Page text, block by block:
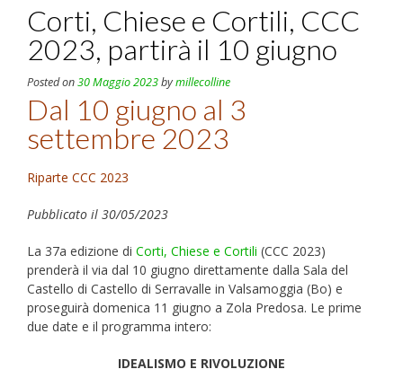
Corti, Chiese e Cortili, CCC
2023, partirà il 10 giugno
Posted on30 Maggio 2023bymillecolline
Dal 10 giugno al 3
settembre 2023
Riparte CCC 2023
Pubblicato il 30/05/2023
La 37a edizione di Corti, Chiese e Cortili (CCC 2023)
prenderà il via dal 10 giugno direttamente dalla Sala del
Castello di Castello di Serravalle in Valsamoggia (Bo) e
proseguirà domenica 11 giugno a Zola Predosa. Le prime
due date e il programma intero:
IDEALISMO E RIVOLUZIONE